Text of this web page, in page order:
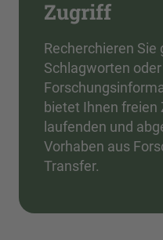
Zugriff
Recherchieren
Schlagworten
bietet Ihnen freien
laufenden und
Vorhaben aus
Transfer.